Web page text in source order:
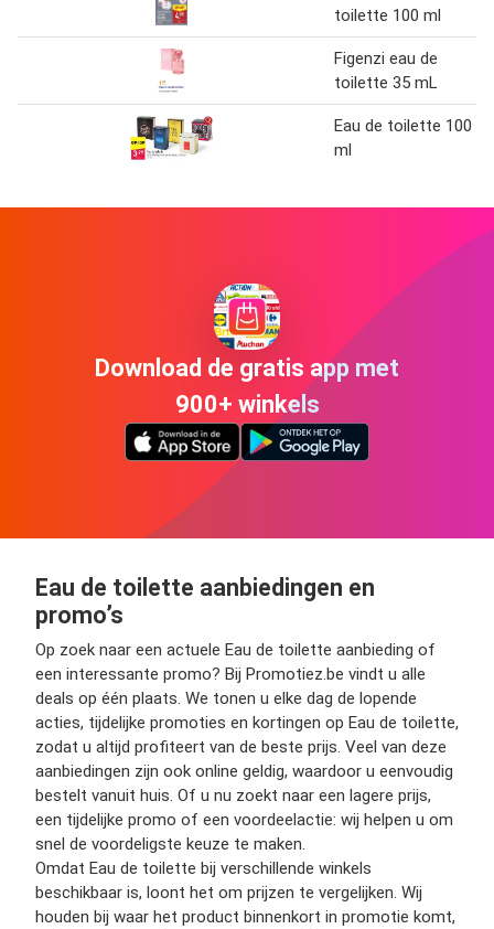
toilette 100 ml
Figenzi eau de
toilette 35 mL
Eau de toilette 100
ml
Download de gratis app met
900+ winkels
Eau de toilette aanbiedingen en
promo’s
Op zoek naar een actuele Eau de toilette aanbieding of
een interessante promo? Bij Promotiez.be vindt u alle
deals op één plaats. We tonen u elke dag de lopende
acties, tijdelijke promoties en kortingen op Eau de toilette,
zodat u altijd profiteert van de beste prijs. Veel van deze
aanbiedingen zijn ook online geldig, waardoor u eenvoudig
bestelt vanuit huis. Of u nu zoekt naar een lagere prijs,
een tijdelijke promo of een voordeelactie: wij helpen u om
snel de voordeligste keuze te maken.
Omdat Eau de toilette bij verschillende winkels
beschikbaar is, loont het om prijzen te vergelijken. Wij
houden bij waar het product binnenkort in promotie komt,